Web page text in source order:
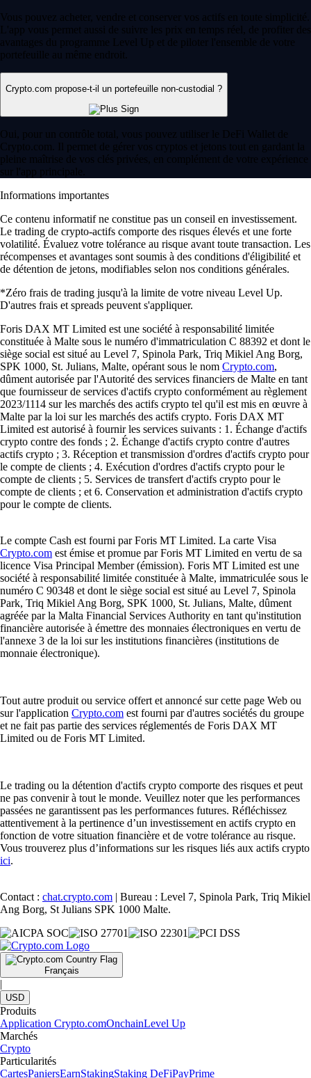
Vous pouvez acheter, vendre et conserver vos actifs en toute simplicité.
L'app vous permet aussi de suivre les prix en temps réel, de profiter des
avantages du programme Level Up et de piloter l'ensemble de votre
portefeuille au même endroit.
Crypto.com propose-t-il un portefeuille non-custodial ?
Oui, pour un contrôle total, vous pouvez utiliser le DeFi Wallet de
Crypto.com. Il permet de gérer vos cryptos et jetons tout en gardant la
pleine maîtrise de vos clés privées, en complément de votre expérience
sur l'app principale.
Informations importantes
Ce contenu informatif ne constitue pas un conseil en investissement.
Le trading de crypto-actifs comporte des risques élevés et une forte
volatilité. Évaluez votre tolérance au risque avant toute transaction. Les
récompenses et avantages sont soumis à des conditions d'éligibilité et
de détention de jetons, modifiables selon nos conditions générales.
*Zéro frais de trading jusqu'à la limite de votre niveau Level Up.
D'autres frais et spreads peuvent s'appliquer.
Foris DAX MT Limited est une société à responsabilité limitée
constituée à Malte sous le numéro d'immatriculation C 88392 et dont le
siège social est situé au Level 7, Spinola Park, Triq Mikiel Ang Borg,
SPK 1000, St. Julians, Malte, opérant sous le nom Crypto.com,
dûment autorisée par l'Autorité des services financiers de Malte en tant
que fournisseur de services d'actifs crypto conformément au règlement
2023/1114 sur les marchés des actifs crypto tel qu'il est mis en œuvre à
Malte par la loi sur les marchés des actifs crypto. Foris DAX MT
Limited est autorisé à fournir les services suivants : 1. Échange d'actifs
crypto contre des fonds ; 2. Échange d'actifs crypto contre d'autres
actifs crypto ; 3. Réception et transmission d'ordres d'actifs crypto pour
le compte de clients ; 4. Exécution d'ordres d'actifs crypto pour le
compte de clients ; 5. Services de transfert d'actifs crypto pour le
compte de clients ; et 6. Conservation et administration d'actifs crypto
pour le compte de clients.
Le compte Cash est fourni par Foris MT Limited. La carte Visa
Crypto.com est émise et promue par Foris MT Limited en vertu de sa
licence Visa Principal Member (émission). Foris MT Limited est une
société à responsabilité limitée constituée à Malte, immatriculée sous le
numéro C 90348 et dont le siège social est situé au Level 7, Spinola
Park, Triq Mikiel Ang Borg, SPK 1000, St. Julians, Malte, dûment
agréée par la Malta Financial Services Authority en tant qu'institution
financière autorisée à émettre des monnaies électroniques en vertu de
l'annexe 3 de la loi sur les institutions financières (institutions de
monnaie électronique).
Tout autre produit ou service offert et annoncé sur cette page Web ou
sur l'application Crypto.com est fourni par d'autres sociétés du groupe
et ne fait pas partie des services réglementés de Foris DAX MT
Limited ou de Foris MT Limited.
Le trading ou la détention d'actifs crypto comporte des risques et peut
ne pas convenir à tout le monde. Veuillez noter que les performances
passées ne garantissent pas les performances futures. Réfléchissez
attentivement à la pertinence d’un investissement en actifs crypto en
fonction de votre situation financière et de votre tolérance au risque.
Vous trouverez plus d’informations sur les risques liés aux actifs crypto
ici.
Contact : chat.crypto.com | Bureau : Level 7, Spinola Park, Triq Mikiel
Ang Borg, St Julians SPK 1000 Malte.
Français
|
USD
Produits
Application Crypto.comOnchainLevel Up
Marchés
Crypto
Particularités
CartesPaniersEarnStakingStaking DeFiPayPrime